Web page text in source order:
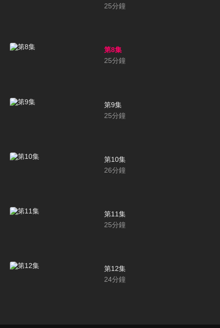
25分鐘
第8集
25分鐘
第9集
25分鐘
第10集
26分鐘
第11集
25分鐘
第12集
24分鐘